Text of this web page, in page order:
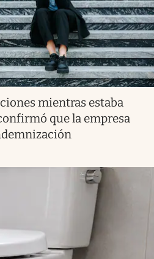
mientras estaba
que la empresa